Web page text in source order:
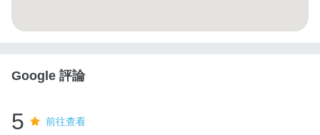
Google 評論
5 前往查看